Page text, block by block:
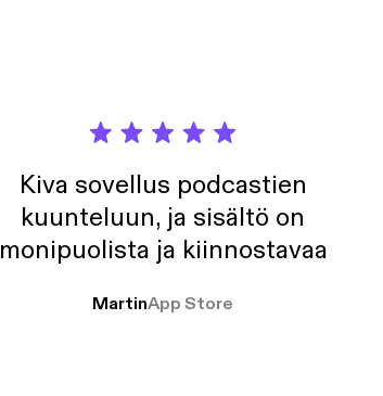
Kiva sovellus podcastien
kuunteluun, ja sisältö on
monipuolista ja kiinnostavaa
MartinApp Store